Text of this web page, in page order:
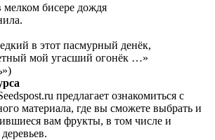
мелком бисере дождя
в этот пасмурный денёк,
мой угасший огонёк …»
предлагает ознакомиться с
материала, где вы сможете выбрать и
вам фрукты, в том числе и